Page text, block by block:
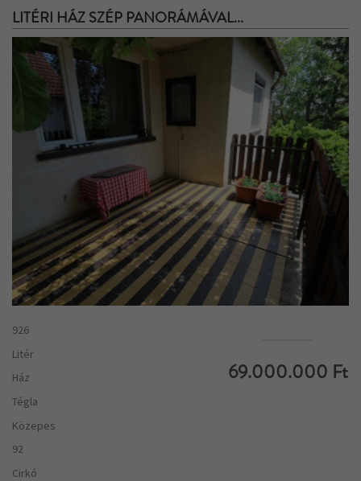
LITÉRI HÁZ SZÉP PANORÁMÁVAL...
926
Litér
Ház
Tégla
Közepes
92
Cirkó
69.000.000 Ft